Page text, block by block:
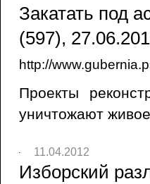
Закатать под
(597),
http://
Проекты
уничтожают
11.04.2012
Изборский